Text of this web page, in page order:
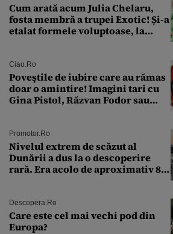
Cum arată acum Julia Chelaru,
fosta membră a trupei Exotic! Și-a
etalat formele voluptoase, la
Ciao.ro
Poveştile de iubire care au rămas
doar o amintire! Imagini tari cu
Gina Pistol, Răzvan Fodor sau
Promotor.ro
Nivelul extrem de scăzut al
Dunării a dus la o descoperire
rară. Era acolo de aproximativ 80
Descopera.ro
Care este cel mai vechi pod din
Europa?